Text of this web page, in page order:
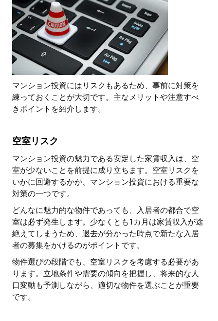
マンション投資にはリスクもあるため、事前に対策を
練っておくことが大切です。主なメリットや注意すべ
きポイントを紹介します。
空室リスク
マンション投資の魅力である安定した家賃収入は、空
室が少ないことを前提に成り立ちます。空室リスクを
いかに回避するかが、マンション投資における重要な
対策の一つです。
どんなに魅力的な物件であっても、入居者の都合で空
室は必ず発生します。少なくとも1カ月は家賃収入が途
絶えてしまうため、退去が分かった時点で新たな入居
者の募集をかけるのがポイントです。
物件選びの段階でも、空室リスクを考慮する必要があ
ります。立地条件や需要の傾向を把握し、将来的な人
口変動も予測しながら、適切な物件を選ぶことが重要
です。